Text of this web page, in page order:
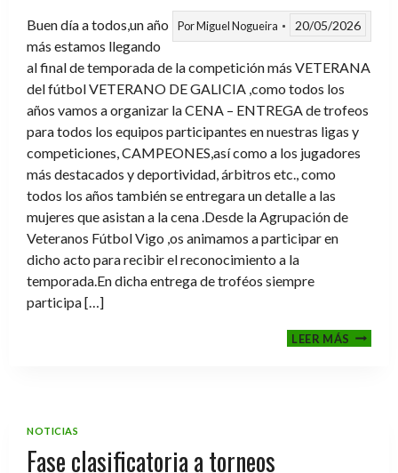
PorMiguel Nogueira 20/05/2026
Buen día a todos,un año
más estamos llegando
al final de temporada de la competición más VETERANA
del fútbol VETERANO DE GALICIA ,como todos los
años vamos a organizar la CENA – ENTREGA de trofeos
para todos los equipos participantes en nuestras ligas y
competiciones, CAMPEONES,así como a los jugadores
más destacados y deportividad, árbitros etc., como
todos los años también se entregara un detalle a las
mujeres que asistan a la cena .Desde la Agrupación de
Veteranos Fútbol Vigo ,os animamos a participar en
dicho acto para recibir el reconocimiento a la
temporada.En dicha entrega de troféos siempre
participa […]
LEER MÁSCENA-
NOTICIAS
Fase clasificatoria a torneos